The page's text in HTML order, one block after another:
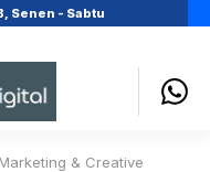
Senen - Sabtu
& Creative